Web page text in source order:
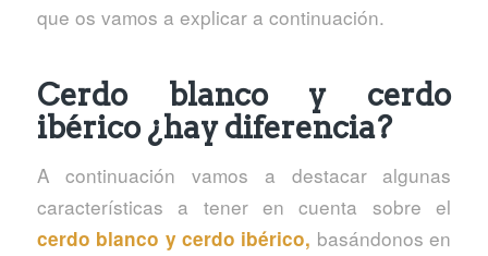
que os vamos a explicar a continuación.
Cerdo blanco y cerdo
ibérico ¿hay diferencia?
A continuación vamos a destacar algunas
características a tener en cuenta sobre el
cerdo blanco y cerdo ibérico, basándonos en